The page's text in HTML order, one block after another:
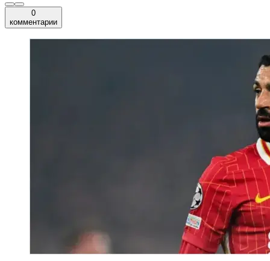
0
комментарии